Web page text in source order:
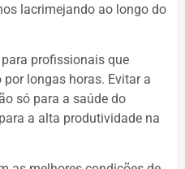
lacrimejando ao longo do
profissionais que
longas horas. Evitar a
só para a saúde do
a alta produtividade na